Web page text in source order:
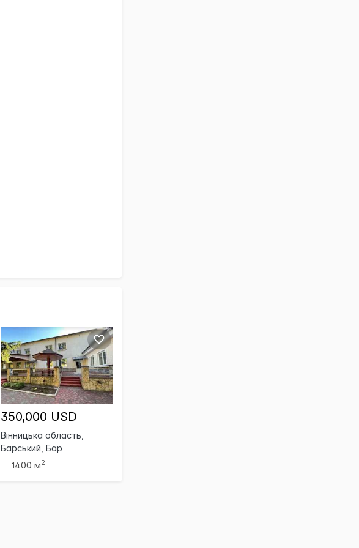
350,000 USD
Вінницька область,
Барський, Бар
1400 м2